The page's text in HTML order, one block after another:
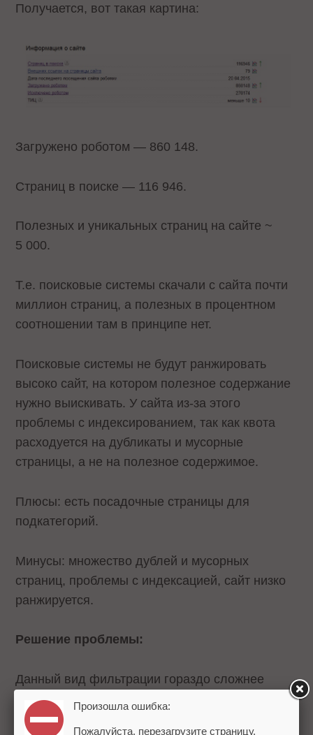
Получается, вот такая картина:
Загружено роботом — 860 148.
Страниц в поиске — 116 946.
Полезных и уникальных страниц на сайте ~
5 000.
Т.е. поисковые системы скачали с сайта почти
миллион страниц, а полезных в процентном
соотношении там в принципе нет.
Поисковые системы не будут ранжировать
высоко сайт, на котором полезное содержание
нужно выискивать. У сайта из-за этого
проблемы с индексированием, так как квота
расходуется на дубликаты и мусорные
страницы, а не на полезное содержимое.
Плюсы: есть посадочные страницы для
подкатегорий.
Минусы: множество дублей и мусорных
страниц, проблемы с индексацией, сайт низко
ранжируется.
Решение проблемы:
Данный вид фильтрации гораздо сложнее
оптимизировать, так как вариантов решения
проблемы очень много.
Произошла ошибка:
Пожалуйста, перезагрузите страницу.